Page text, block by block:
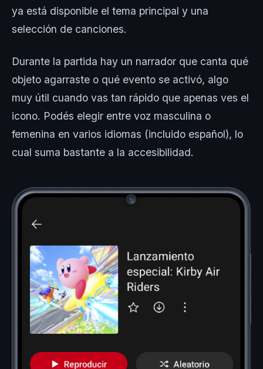
ya está disponible el tema principal y una
selección de canciones.
Durante la partida hay un narrador que canta qué
objeto agarraste o qué evento se activó, algo
muy útil cuando vas tan rápido que apenas ves el
icono. Podés elegir entre voz masculina o
femenina en varios idiomas (incluido español), lo
cual suma bastante a la accesibilidad.